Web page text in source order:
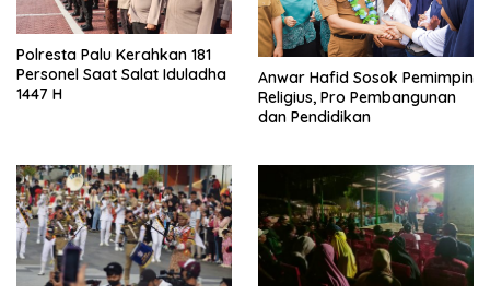
Polresta Palu Kerahkan 181
Personel Saat Salat Iduladha
1447 H
Anwar Hafid Sosok Pemimpin
Religius, Pro Pembangunan
dan Pendidikan